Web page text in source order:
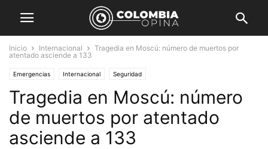
Inicio Internacional
Tragedia en Moscú: número de muertos por
atentado asciende a 133
Emergencias Internacional Seguridad
Tragedia en Moscú: número
de muertos por atentado
asciende a 133